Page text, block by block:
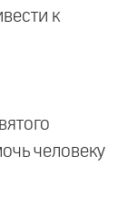
к
человеку